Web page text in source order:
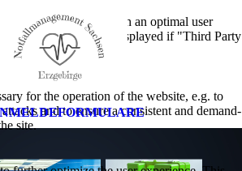
to provide visitors with an optimal user
party content is only displayed if "Third Party
for the operation of the website, e.g. to
and to ensure a consistent and demand-
site.